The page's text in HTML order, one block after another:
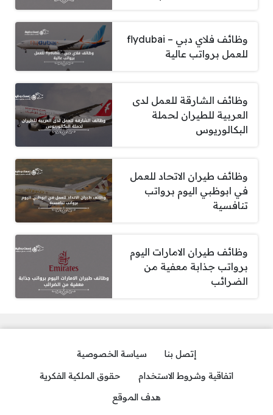
وظائف فلاي دبي – flydubai
للعمل برواتب عالية
وظائف الشارقة للعمل لدى
العربية للطيران لحملة
البكالوريوس
وظائف طيران الاتحاد للعمل
في ابوظبي اليوم برواتب
تنافسية
وظائف طيران الامارات اليوم
برواتب جذابة معفية من
الضرائب
إتصل بنا
سياسة الخصوصية
اتفاقية وشروط الاستخدام
حقوق الملكية الفكرية
هدف الموقع